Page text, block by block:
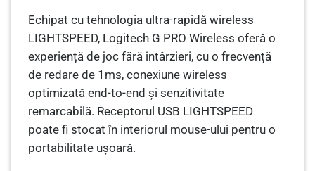
Echipat cu tehnologia ultra-rapidă wireless
LIGHTSPEED, Logitech G PRO Wireless oferă o
experiență de joc fără întârzieri, cu o frecvență
de redare de 1ms, conexiune wireless
optimizată end-to-end și senzitivitate
remarcabilă. Receptorul USB LIGHTSPEED
poate fi stocat în interiorul mouse-ului pentru o
portabilitate ușoară.